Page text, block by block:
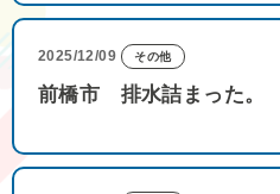
2025/12/09 その他
前橋市 排水詰まった。